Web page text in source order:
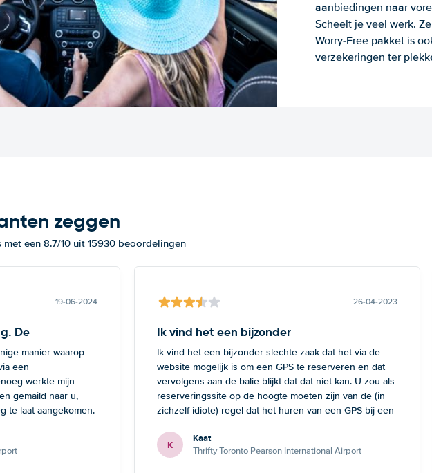
aanbiedingen naar
Scheelt je veel werk.
Worry-Free pakket is
verzekeringen ter
zeggen
een 8.7/10 uit 15930 beoordelingen
19-06-2024
De
manier waarop
een
werkte mijn
gemaild naar u,
te laat aangekomen.
contact te
website chat, ...,
26-04-2023
Ik vind het een bijzonder
Ik vind het een bijzonder slechte zaak dat het via de
website mogelijk is om een GPS te reserveren en dat
vervolgens aan de balie blijkt dat dat niet kan. U zou als
reserveringssite op de hoogte moeten zijn van de (in
zichzelf idiote) regel dat het huren van een GPS bij een
de mogelijkheid om nog een andere keuze te maken.
K Kaat
Thrifty Toronto Pearson International Airport